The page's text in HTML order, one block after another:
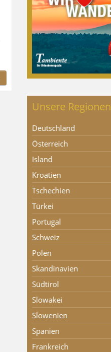
Unsere Regionen
Deutschland
Österreich
Island
Kroatien
Tschechien
Türkei
Portugal
Schweiz
Polen
Skandinavien
Südtirol
Slowakei
Slowenien
Spanien
Frankreich